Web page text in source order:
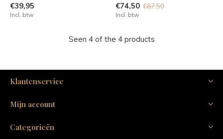
€39,95
Incl. btw
€74,50 €87,50
Incl. btw
Seen 4 of the 4 products
Klantenservice
Mijn account
Categorieën